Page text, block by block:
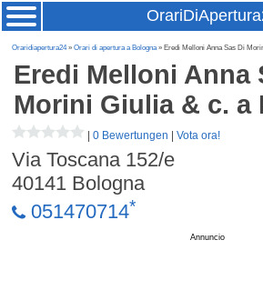
Oraridiapertura24»Orari di apertura a Bologna» Eredi Melloni Anna Sas Di
Eredi Melloni Anna
Morini Giulia & c. a
|0 Bewertungen |Vota ora!
Via Toscana 152/e
40141 Bologna
051470714*
Annuncio